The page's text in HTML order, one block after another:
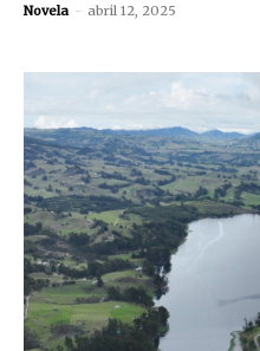
Novela - abril 12, 2025